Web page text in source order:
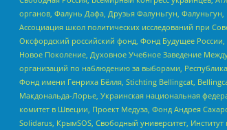
органов, Фалунь Дафа, Друзья Фалуньгун,
Ассоциация школ политических исследований при
Оксфордский российский фонд, Фонд Будущее
Новое Поколение, Духовное Учебное Заведение
организаций по наблюдению за выборами,
Фонд имени Генриха Бёлля, Stichting Bellingcat,
Макдональда-Лорье, Украинская национальная
комитет в Швеции, Проект Медуза, Фонд Андрея
Solidarus, КрымSOS, Свободный университет,